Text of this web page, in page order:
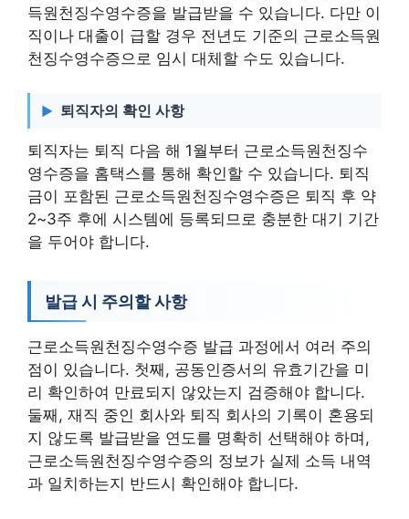
득원천징수영수증을 발급받을 수 있습니다. 다만 이
직이나 대출이 급할 경우 전년도 기준의 근로소득원
천징수영수증으로 임시 대체할 수도 있습니다.
퇴직자의 확인 사항
퇴직자는 퇴직 다음 해 1월부터 근로소득원천징수
영수증을 홈택스를 통해 확인할 수 있습니다. 퇴직
금이 포함된 근로소득원천징수영수증은 퇴직 후 약
2~3주 후에 시스템에 등록되므로 충분한 대기 기간
을 두어야 합니다.
발급 시 주의할 사항
근로소득원천징수영수증 발급 과정에서 여러 주의
점이 있습니다. 첫째, 공동인증서의 유효기간을 미
리 확인하여 만료되지 않았는지 검증해야 합니다.
둘째, 재직 중인 회사와 퇴직 회사의 기록이 혼용되
지 않도록 발급받을 연도를 명확히 선택해야 하며,
근로소득원천징수영수증의 정보가 실제 소득 내역
과 일치하는지 반드시 확인해야 합니다.